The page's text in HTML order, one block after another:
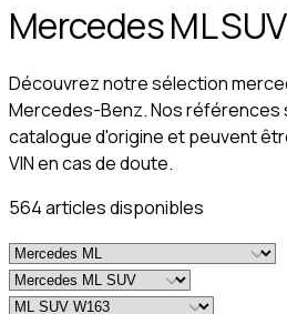
Mercedes ML
Découvrez notre sélection
Mercedes-Benz. Nos références
catalogue d'origine et peuvent
VIN en cas de doute.
564articlesdisponibles